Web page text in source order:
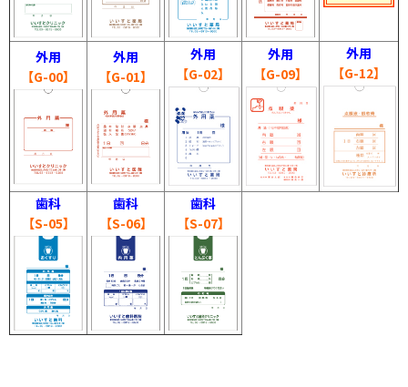
外用
【G-00】
外用
【G-01】
外用
【G-02】
外用
【G-09】
外用
【G-12】
歯科
【S-05】
歯科
【S-06】
歯科
【S-07】